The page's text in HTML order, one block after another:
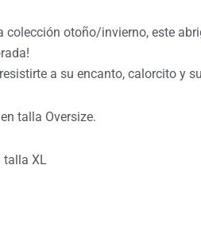
colección otoño/invierno, este
a su encanto, calorcito y
talla Oversize.
talla XL